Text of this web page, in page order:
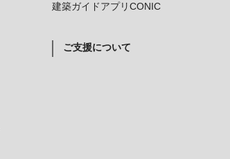
建築ガイドアプリCONIC
ご支援について